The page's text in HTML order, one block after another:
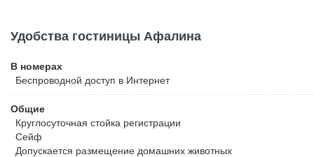
Удобства гостиницы Афалина
В номерах
Беспроводной доступ в Интернет
Общие
Круглосуточная стойка регистрации
Сейф
Допускается размещение домашних животных